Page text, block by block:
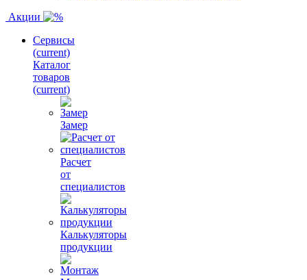
Акции
Сервисы
(current)
Каталог
товаров
(current)
Замер
Расчет
от
специалистов
Калькуляторы
продукции